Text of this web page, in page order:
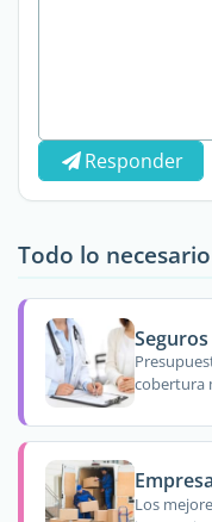
Responder
Todo lo
cobertura
Los